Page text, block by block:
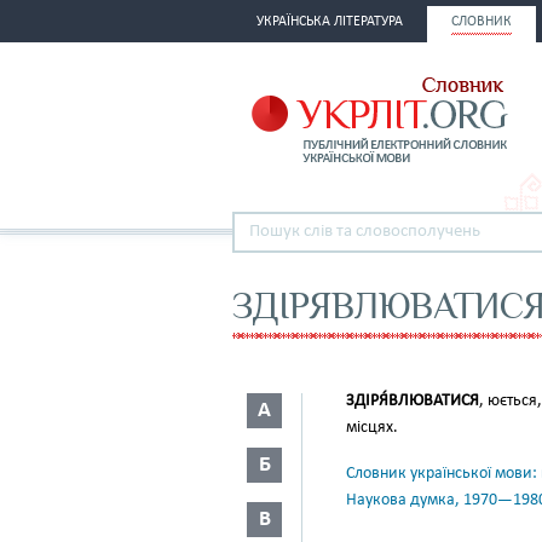
УКРАЇНСЬКА ЛІТЕРАТУРА СЛОВНИК
А
Б
В
ЗДІРЯ́ВЛЮВАТИСЯ, юється,
місцях.
Словник української
Наукова думка,